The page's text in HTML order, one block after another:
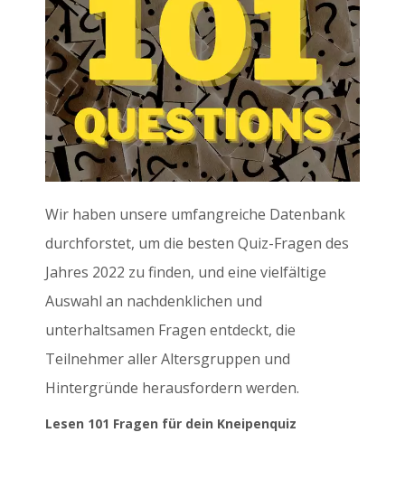
Wir haben unsere umfangreiche Datenbank
durchforstet, um die besten Quiz-Fragen des
Jahres 2022 zu finden, und eine vielfältige
Auswahl an nachdenklichen und
unterhaltsamen Fragen entdeckt, die
Teilnehmer aller Altersgruppen und
Hintergründe herausfordern werden.
Lesen 101 Fragen für dein Kneipenquiz